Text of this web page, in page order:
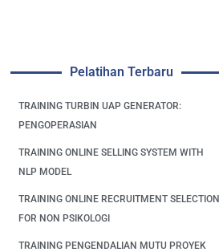
Pelatihan Terbaru
TRAINING TURBIN UAP GENERATOR:
PENGOPERASIAN
TRAINING ONLINE SELLING SYSTEM WITH
NLP MODEL
TRAINING ONLINE RECRUITMENT SELECTION
FOR NON PSIKOLOGI
TRAINING PENGENDALIAN MUTU PROYEK